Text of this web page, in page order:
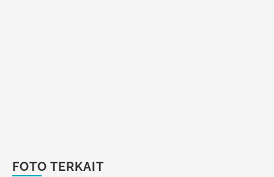
FOTO TERKAIT